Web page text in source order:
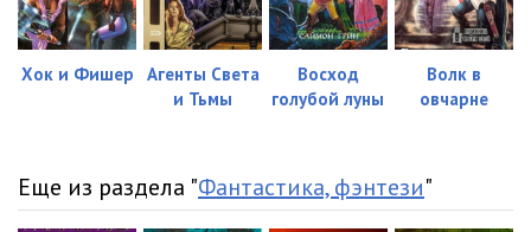
Хок и Фишер
Агенты Света
и Тьмы
Восход
голубой луны
Волк в
овчарне
Еще из раздела "Фантастика, фэнтези"